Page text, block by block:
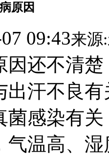
原因
09:43来源:
因还不清
出汗不良
菌感染有
气温高、